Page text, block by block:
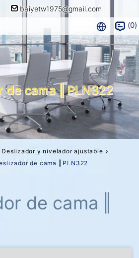
baiyetw1975@gmail.com
0
de cama ‖ PLN322
Deslizador y nivelador ajustable
de cama ‖ PLN322
de cama ‖